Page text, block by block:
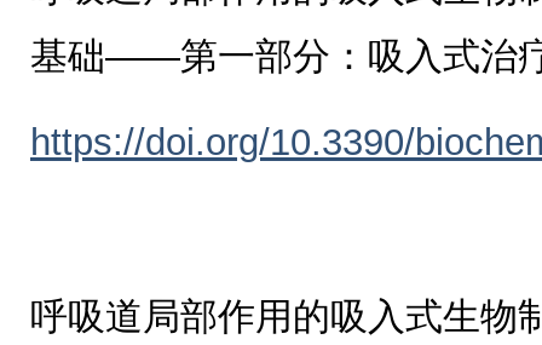
基础——第一部分：吸入式治
https://doi.org/10.3390/
呼吸道局部作用的吸入式生物